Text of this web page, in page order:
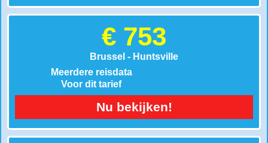
€ 753
Brussel - Huntsville
Meerdere reisdata
Voor dit tarief
Nu bekijken!